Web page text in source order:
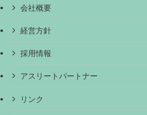
会社概要
経営方針
採用情報
アスリートパートナー
リンク